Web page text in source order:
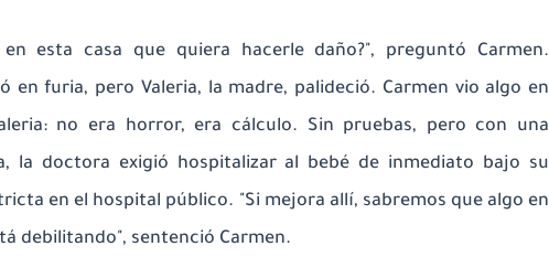
en esta casa que quiera hacerle daño?", preguntó Carmen.
en furia, pero Valeria, la madre, palideció. Carmen vio algo en
no era horror, era cálculo. Sin pruebas, pero con una
la doctora exigió hospitalizar al bebé de inmediato bajo su
en el hospital público. "Si mejora allí, sabremos que algo en
debilitando", sentenció Carmen.